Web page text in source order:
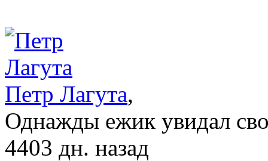
Петр Лагута,
Однажды ежик увидал
4403 дн. назад